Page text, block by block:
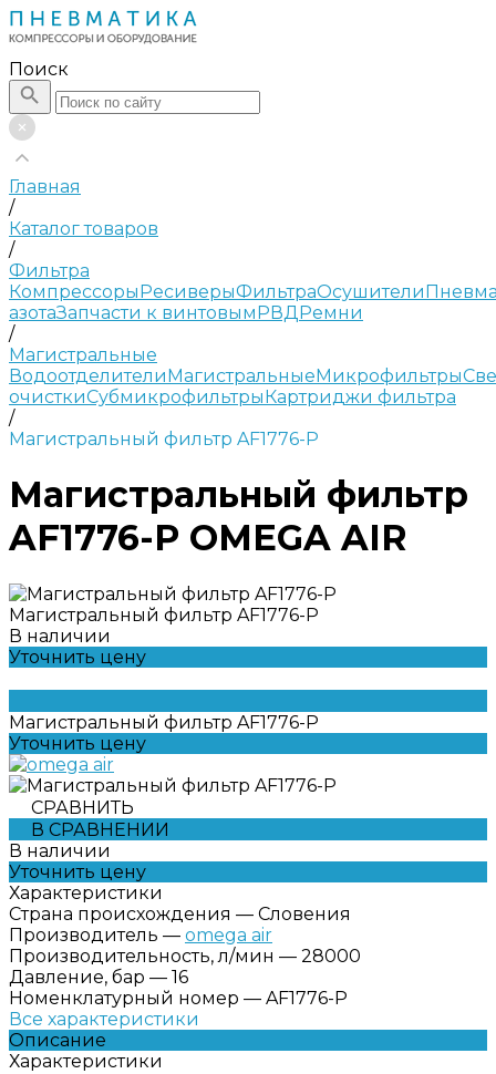
Поиск
Главная
/
Каталог товаров
/
Фильтра
КомпрессорыРесиверыФильтраОсушители
азотаЗапчасти к винтовымРВДРемни
/
Магистральные
ВодоотделителиМагистральныеМикрофильтры
очисткиСубмикрофильтрыКартриджи фильтра
/
Магистральный фильтр AF1776-P
Магистральный фильтр
AF1776-P OMEGA AIR
Магистральный фильтр AF1776-P
В наличии
Уточнить цену
Магистральный фильтр AF1776-P
Уточнить цену
СРАВНИТЬ
В СРАВНЕНИИ
В наличии
Уточнить цену
Характеристики
Страна происхождения — Словения
Производитель — omega air
Производительность, л/мин — 28000
Давление, бар — 16
Номенклатурный номер — AF1776-P
Все характеристики
Описание
Характеристики